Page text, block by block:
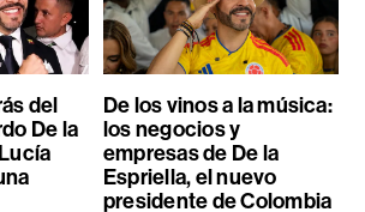
del
De la
De los vinos a la música:
los negocios y
empresas de De la
Espriella, el nuevo
presidente de Colombia